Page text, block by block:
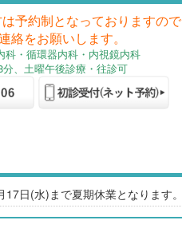
予約制となっておりますので
絡をお願いします。
科・循環器内科・内視鏡内科
分、土曜午後診療・往診可
日(水)まで夏期休業となります。